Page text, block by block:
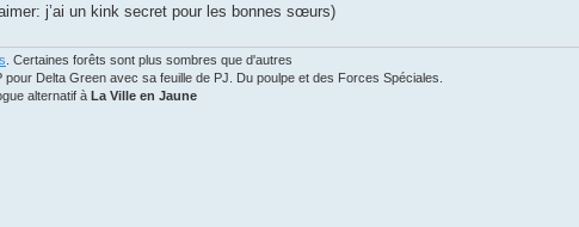
j’ai un kink secret pour les bonnes sœurs)
. Certaines forêts sont plus sombres que d'autres
pour Delta Green avec sa feuille de PJ. Du poulpe et des Forces Spéciales.
alternatif à La Ville en Jaune